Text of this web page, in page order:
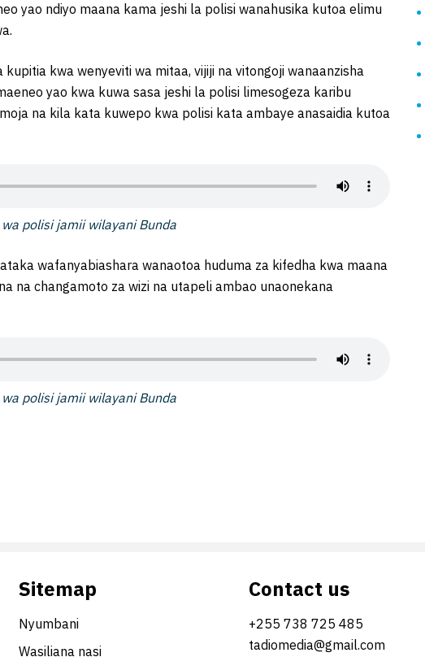
yao ndiyo maana kama jeshi la polisi wanahusika kutoa elimu
kwa wenyeviti wa mitaa, vijiji na vitongoji wanaanzisha
yao kwa kuwa sasa jeshi la polisi limesogeza karibu
na kila kata kuwepo kwa polisi kata ambaye anasaidia kutoa
polisi jamii wilayani Bunda
wafanyabiashara wanaotoa huduma za kifedha kwa maana
na changamoto za wizi na utapeli ambao unaonekana
polisi jamii wilayani Bunda
Sitemap
Nyumbani
Wasiliana nasi
Contact us
+255 738 725 485
tadiomedia@gmail.com